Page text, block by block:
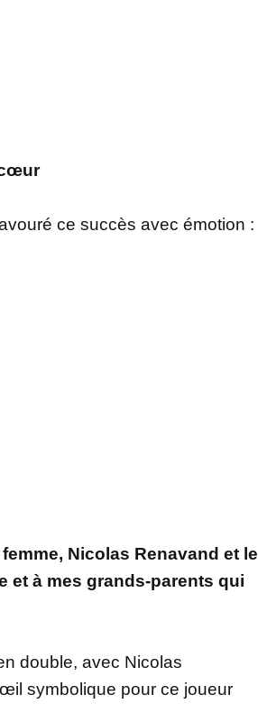
ce succès avec émotion :
Nicolas Renavand et le
et à mes grands-parents qui
double, avec Nicolas
symbolique pour ce joueur